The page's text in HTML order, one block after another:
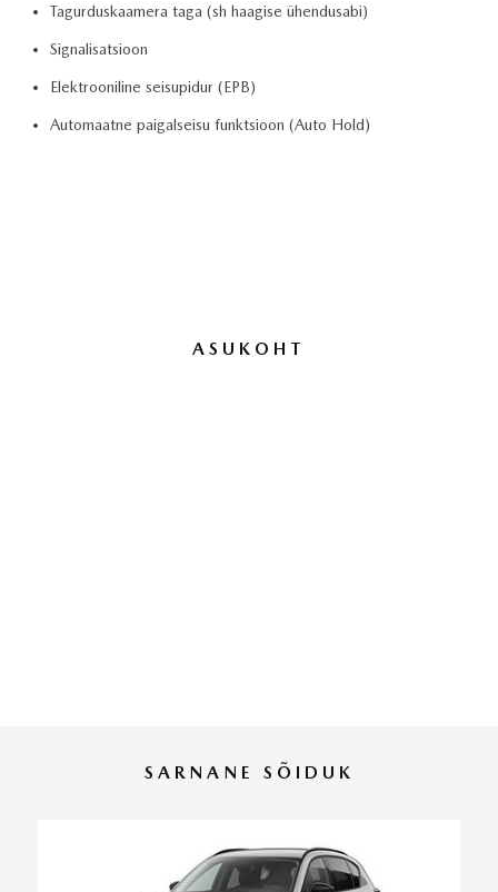
Tagurduskaamera taga (sh haagise ühendusabi)
Signalisatsioon
Elektrooniline seisupidur (EPB)
Automaatne paigalseisu funktsioon (Auto Hold)
ASUKOHT
SARNANE SÕIDUK